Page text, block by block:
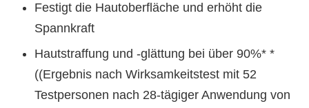
Festigt die Hautoberfläche und erhöht die
Spannkraft
Hautstraffung und -glättung bei über 90%* *
((Ergebnis nach Wirksamkeitstest mit 52
Testpersonen nach 28-tägiger Anwendung von